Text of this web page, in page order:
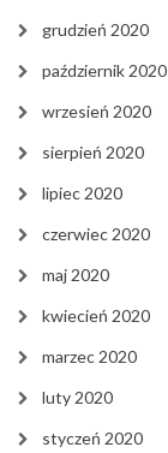
grudzień 2020
październik 2020
wrzesień 2020
sierpień 2020
lipiec 2020
czerwiec 2020
maj 2020
kwiecień 2020
marzec 2020
luty 2020
styczeń 2020